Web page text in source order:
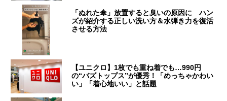
「ぬれた傘」放置すると臭いの原因に ハン
ズが紹介する正しい洗い方＆水弾き力を復活
させる方法
【ユニクロ】1枚でも重ね着でも…990円
の“バズトップス”が優秀！「めっちゃかわい
い」「着心地いい」と話題